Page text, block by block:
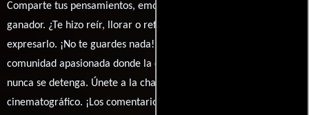
Comparte tus pensamientos, emociones y críticas sobre Caballo
ganador. ¿Te hizo reír, llorar o reflexionar? Este es el lugar para
expresarlo. ¡No te guardes nada! Queremos construir una
comunidad apasionada donde la conversación sobre cine y series
nunca se detenga. Únete a la charla y déjanos conocer tu mundo
cinematográfico. ¡Los comentarios son la pantalla donde se